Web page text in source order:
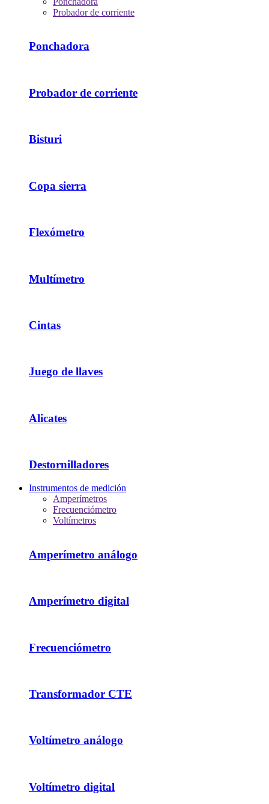
Probador de corriente
Ponchadora
Probador de corriente
Bisturi
Copa sierra
Flexómetro
Multímetro
Cintas
Juego de llaves
Alicates
Destornilladores
Instrumentos de medición
Amperímetros
Frecuenciómetro
Voltímetros
Amperímetro análogo
Amperímetro digital
Frecuenciómetro
Transformador CTE
Voltímetro análogo
Voltímetro digital